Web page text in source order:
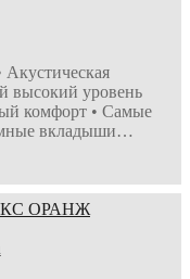
высокий уровень
комфорт • Самые
вкладыши…